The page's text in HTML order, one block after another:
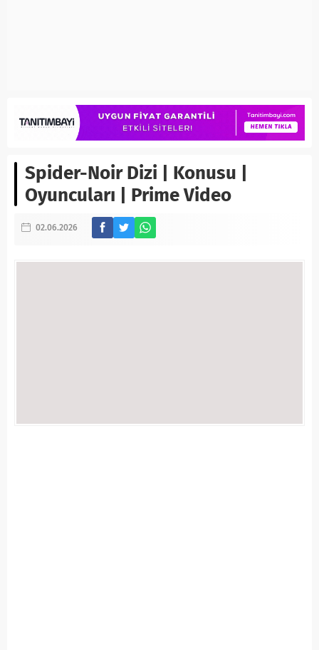
Spider-Noir Dizi | Konusu |
Oyuncuları | Prime Video
02.06.2026